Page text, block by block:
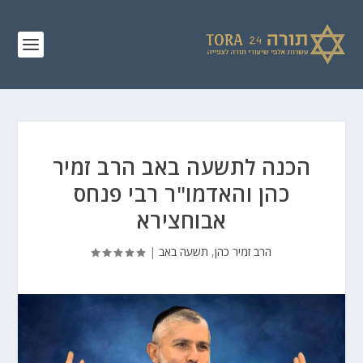
הכנה לתשעה באב הרב זמיר
כהן והאדמו"ר רבי פנחס
אבוחצירא
הרב זמיר כהן, תשעה באב |